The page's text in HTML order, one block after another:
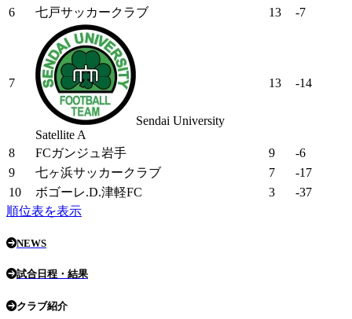
6
七戸サッカークラブ 13 -7
7
Sendai University
Satellite A
13 -14
8 FCガンジュ岩手 9
-6
9
七ヶ浜サッカークラブ 7
-17
10
ボゴーレ.D.津軽FC 3
-37
順位表を表示
NEWS
試合日程・結果
クラブ紹介